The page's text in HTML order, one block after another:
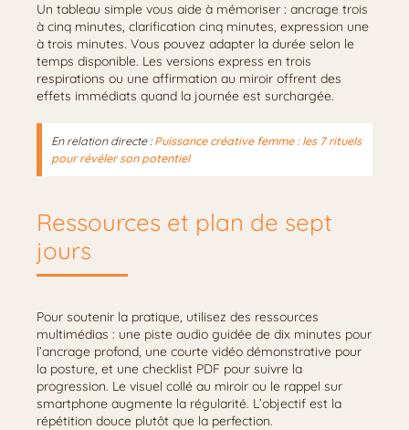
Un tableau simple vous aide à mémoriser : ancrage trois
à cinq minutes, clarification cinq minutes, expression une
à trois minutes. Vous pouvez adapter la durée selon le
temps disponible. Les versions express en trois
respirations ou une affirmation au miroir offrent des
effets immédiats quand la journée est surchargée.
En relation directe :Puissance créative femme : les 7 rituels
pour révéler son potentiel
Ressources et plan de sept
jours
Pour soutenir la pratique, utilisez des ressources
multimédias : une piste audio guidée de dix minutes pour
l’ancrage profond, une courte vidéo démonstrative pour
la posture, et une checklist PDF pour suivre la
progression. Le visuel collé au miroir ou le rappel sur
smartphone augmente la régularité. L’objectif est la
répétition douce plutôt que la perfection.